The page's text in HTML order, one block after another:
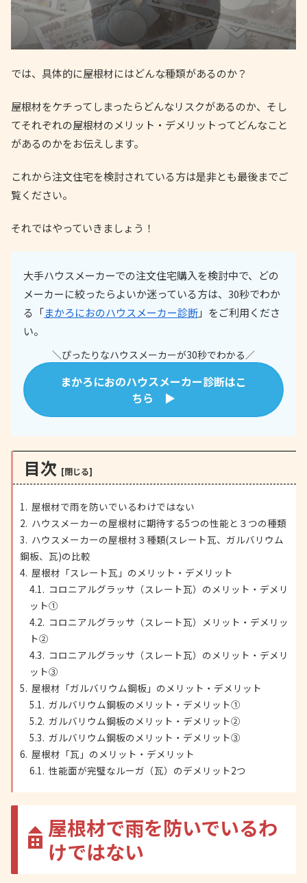
では、具体的に屋根材にはどんな種類があるのか？
屋根材をケチってしまったらどんなリスクがあるのか、そし
てそれぞれの屋根材のメリット・デメリットってどんなこと
があるのかをお伝えします。
これから注文住宅を検討されている方は是非とも最後までご
覧ください。
それではやっていきましょう！
大手ハウスメーカーでの注文住宅購入を検討中で、どの
メーカーに絞ったらよいか迷っている方は、30秒でわか
る「まかろにおのハウスメーカー診断」をご利用くださ
い。
＼ぴったりなハウスメーカーが30秒でわかる／
まかろにおのハウスメーカー診断はこ
ちら ▶
目次
屋根材で雨を防いでいるわけではない
ハウスメーカーの屋根材に期待する5つの性能と３つの種類
ハウスメーカーの屋根材３種類(スレート瓦、ガルバリウム
鋼板、瓦)の比較
屋根材「スレート瓦」のメリット・デメリット
コロニアルグラッサ（スレート瓦）のメリット・デメリ
ット①
コロニアルグラッサ（スレート瓦）メリット・デメリッ
ト②
コロニアルグラッサ（スレート瓦）のメリット・デメリ
ット③
屋根材「ガルバリウム鋼板」のメリット・デメリット
ガルバリウム鋼板のメリット・デメリット①
ガルバリウム鋼板のメリット・デメリット②
ガルバリウム鋼板のメリット・デメリット③
屋根材「瓦」のメリット・デメリット
性能面が完璧なルーガ（瓦）のデメリット2つ
屋根材で雨を防いでいるわ
けではない